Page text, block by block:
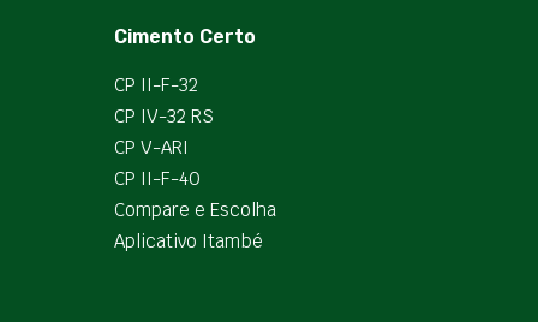
Cimento Certo
CP II-F-32
CP IV-32 RS
CP V-ARI
CP II-F-40
Compare e Escolha
Aplicativo Itambé